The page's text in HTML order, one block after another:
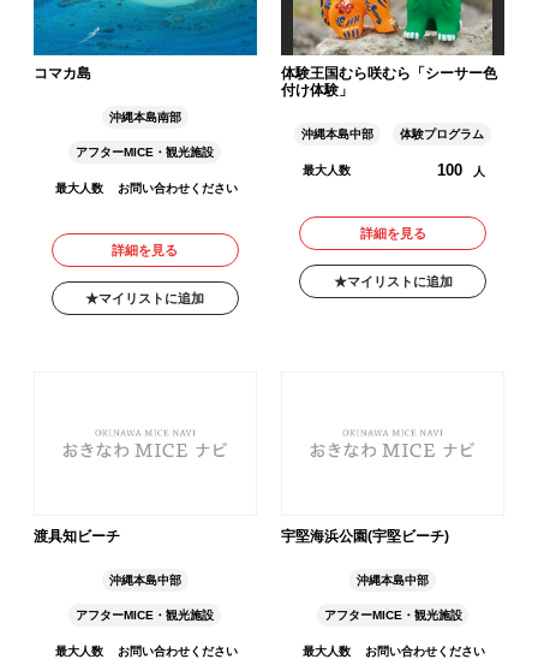
コマカ島
沖縄本島南部
アフターMICE・観光施設
最大人数 お問い合わせください
詳細を見る
マイリストに追加
体験王国むら咲むら「シーサー色
付け体験」
沖縄本島中部 体験プログラム
最大人数 100 人
詳細を見る
マイリストに追加
渡具知ビーチ
沖縄本島中部
アフターMICE・観光施設
最大人数 お問い合わせください
宇堅海浜公園(宇堅ビーチ)
沖縄本島中部
アフターMICE・観光施設
最大人数 お問い合わせください